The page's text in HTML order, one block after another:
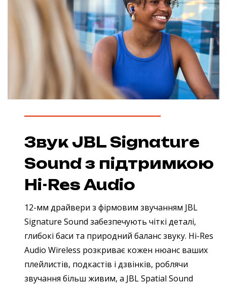
Звук JBL Signature
Sound з підтримкою
Hi-Res Audio
12-мм драйвери з фірмовим звучанням JBL
Signature Sound забезпечують чіткі деталі,
глибокі баси та природний баланс звуку. Hi-Res
Audio Wireless розкриває кожен нюанс ваших
плейлистів, подкастів і дзвінків, роблячи
звучання більш живим, а JBL Spatial Sound